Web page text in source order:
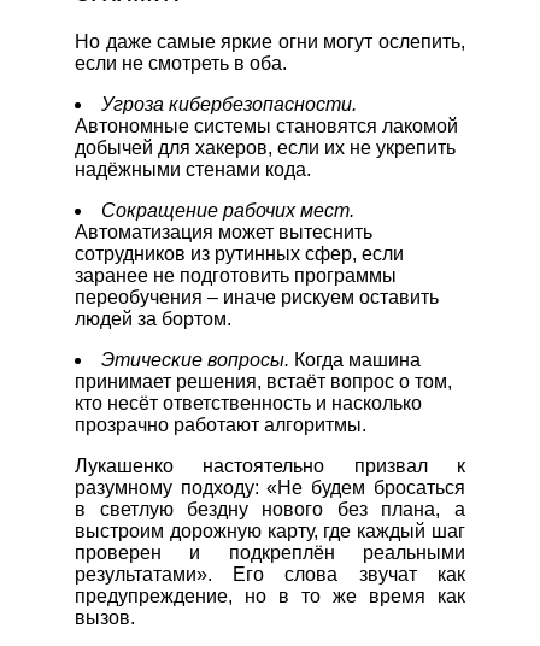
Но даже самые яркие огни могут ослепить,
если не смотреть в оба.
Угроза кибербезопасности.
Автономные системы становятся лакомой
добычей для хакеров, если их не укрепить
надёжными стенами кода.
Сокращение рабочих мест.
Автоматизация может вытеснить
сотрудников из рутинных сфер, если
заранее не подготовить программы
переобучения – иначе рискуем оставить
людей за бортом.
Этические вопросы. Когда машина
принимает решения, встаёт вопрос о том,
кто несёт ответственность и насколько
прозрачно работают алгоритмы.
Лукашенко настоятельно призвал к
разумному подходу: «Не будем бросаться
в светлую бездну нового без плана, а
выстроим дорожную карту, где каждый шаг
проверен и подкреплён реальными
результатами». Его слова звучат как
предупреждение, но в то же время как
вызов.